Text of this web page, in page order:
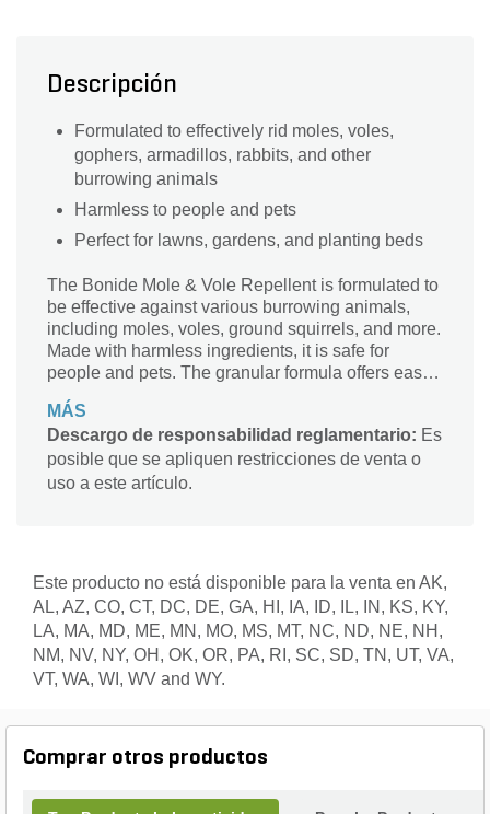
Descripción
Formulated to effectively rid moles, voles,
gophers, armadillos, rabbits, and other
burrowing animals
Harmless to people and pets
Perfect for lawns, gardens, and planting beds
The Bonide Mole & Vole Repellent is formulated to
be effective against various burrowing animals,
including moles, voles, ground squirrels, and more.
Made with harmless ingredients, it is safe for
people and pets. The granular formula offers easy
gardens, and planting beds.
MÁS
Descargo de responsabilidad reglamentario: Es
posible que se apliquen restricciones de venta o
uso a este artículo.
Este producto no está disponible para la venta en AK,
AL, AZ, CO, CT, DC, DE, GA, HI, IA, ID, IL, IN, KS, KY,
LA, MA, MD, ME, MN, MO, MS, MT, NC, ND, NE, NH,
NM, NV, NY, OH, OK, OR, PA, RI, SC, SD, TN, UT, VA,
VT, WA, WI, WV and WY.
Comprar otros productos